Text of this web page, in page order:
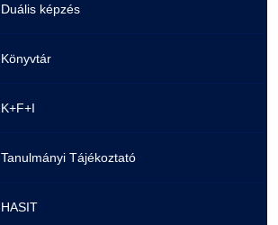
Képzéseink
Duális képzés
Átjelentkezés
Gyakori Kérdések
Pályaorientációs tanácsadás
Duális képzés
Könyvtár
K+F+I
Tanulmányi Tájékoztató
HASIT